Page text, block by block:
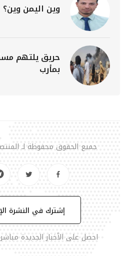
وين اليمن وين؟
حريق يلتهم
بمأرب
جميع الحقوق محفوظة لـ المنتصف نت
إشترك في النشرة
احصل على الأخبار الجديدة